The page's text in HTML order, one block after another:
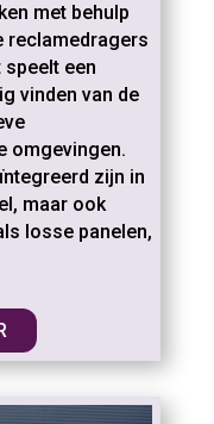
met behulp
reclamedragers
speelt een
vinden van de
omgevingen.
zijn in
maar ook
losse panelen,